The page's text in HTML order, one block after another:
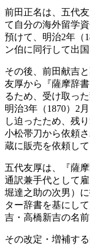
前田正名は、五代
て自分の海外留学
預けて、明治2年（
ン伯に同行して出
その後、前田献吉
友厚から『薩摩辞
るため、受け取っ
明治3年（1870）2
し迫ったため、残
小松帯刀から依頼
蔵に販売を依頼し
五代友厚は、『薩
通訳兼手代として
堀達之助の次男）
ター辞書を基にし
吉・高橋新吉の名
その改定・増補す